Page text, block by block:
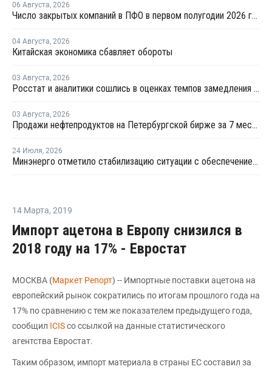
06 Августа, 2026
Число закрытых компаний в ПФО в первом полугодии 2026 года вдвое превысило число новых
04 Августа, 2026
Китайская экономика сбавляет обороты
03 Августа, 2026
Росстат и аналитики сошлись в оценках темпов замедления экономики
03 Августа, 2026
Продажи нефтепродуктов на Петербургской бирже за 7 месяцев снизились на 11,2%, в июле – на 35,6%
24 Июля, 2026
Минэнерго отметило стабилизацию ситуации с обеспечением топливом в ряде регионов
14 Марта, 2019
Импорт ацетона в Европу снизился в
2018 году на 17% - Евростат
МОСКВА (Маркет Репорт) -- Импортные поставки ацетона на
европейский рынок сократились по итогам прошлого года на
17% по сравнению с тем же показателем предыдущего года,
сообщил ICISсо ссылкой на данные статистического
агентства Евростат.
Таким образом, импорт материала в страны ЕС составил за